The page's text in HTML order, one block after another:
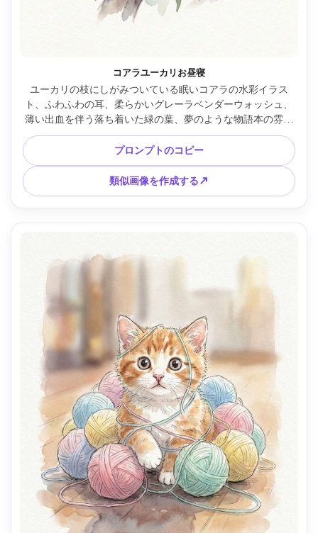
コアラユーカリお昼寝
ユーカリの枝にしがみついている眠いコアラの水彩イラス
ト、ふわふわの耳、柔らかいグレーラベンダーウォッシュ、
薄い出血を伴う落ち着いた緑の葉、夢のような物語本の雰囲
気、コールドプレスの質感、風通しの良い白い空間のミニマ
ルな背景、落ち着いた就寝時のムード、85mmレンズ、浅い
被写界深度 --ar 4:5
プロンプトのコピー
類似画像を作成する↗